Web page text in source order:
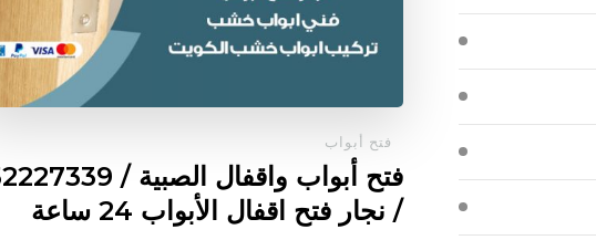
فتح أبواب
فتح أبواب واقفال الصبية /
/ نجار فتح اقفال الأبواب 24 ساعة